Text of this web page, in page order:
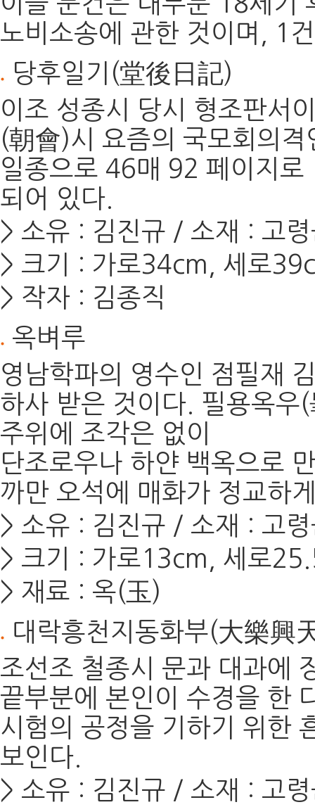
노비소송에 관한 것이며, 1
당후일기(堂後日記)
이조 성종시 당시 형조판서
(朝會)시 요즘의 국모회의
일종으로 46매 92 페이지로
되어 있다.
> 소유 : 김진규 / 소재 : 고
> 크기 : 가로34cm, 세로
> 작자 : 김종직
옥벼루
영남학파의 영수인 점필재
하사 받은 것이다. 필용옥
주위에 조각은 없이
단조로우나 하얀 백옥으로
까만 오석에 매화가 정교하
> 소유 : 김진규 / 소재 : 고
> 크기 : 가로13cm, 세로
> 재료 : 옥(玉)
대락흥천지동화부(大樂興
조선조 철종시 문과 대과에
끝부분에 본인이 수경을 한
시험의 공정을 기하기 위한
보인다.
> 소유 : 김진규 / 소재 : 고